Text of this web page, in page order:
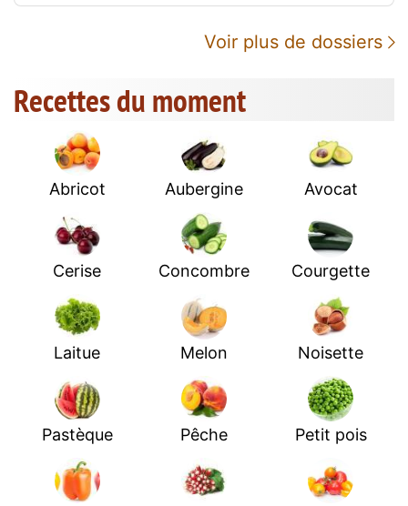
Voir plus de dossiers
Recettes du moment
Abricot Aubergine Avocat
Cerise Concombre Courgette
Laitue Melon Noisette
Pastèque Pêche Petit pois